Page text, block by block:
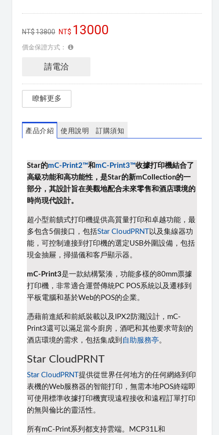
13800 13000
價金保證方式：
請電洽
瞭解更多
產品介紹 使用說明 訂購須知
Star的 mC-Print2™和 mC-Print3™收據打印機結合了
高級功能和高功能性， 是Star的新mCollection的一
部分，其設計旨在美觀地配合未來零售和酒店環境的
時尚現代設計。
超小型前饋式打印機提供高質量打印和卓越功能，最
多包含5個接口，包括Star CloudPRNT
以及集線器功
能，可控制連接到打印機的選定USB外圍設備，包括
現金抽屜，掃描儀和客戶顯示器。
mC-Print3是一款結構緊湊，功能多樣的80mm票據
打印機，非常適合運營傳統PC POS系統以及遷移到
平板電腦和基於Web的POS的企業。
憑藉前進紙和前紙裝載以及IPX2防濺設計，mC-
Print3還可以滿足當今廚房，酒吧和其他要求苛刻的
酒店環境的需求，包括集成到 自助服務亭。
Star CloudPRNT
Star CloudPRNT 提供從世界任何地方的任何網絡到印
表機的Web服務器的智能打印，無需本地POS終端即
可使用標準收據打印機實現遠程接收和遠程訂單打印
的無與倫比的靈活性。
所有mC-Print系列都支持雲端。
MCP31L和